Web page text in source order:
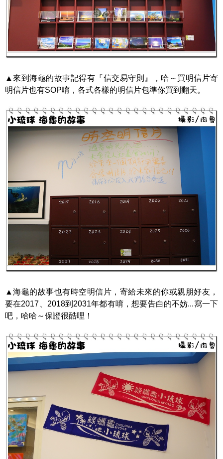
▲來到海龜的故事記得有『信交易守則』，哈～買明信片寄
明信片也有SOP唷，各式各樣的明信片包準你買到翻天。
▲海龜的故事也有時空明信片，寄給未來的你或親朋好友，
要在2017、2018到2031年都有唷，想要告白的不妨...寫一下
吧，哈哈～保證很酷哩！